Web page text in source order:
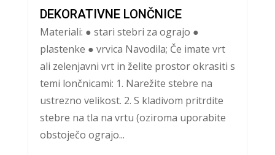
DEKORATIVNE LONČNICE
Materiali: ● stari stebri za ograjo ●
plastenke ● vrvica Navodila; Če imate vrt
ali zelenjavni vrt in želite prostor okrasiti s
temi lončnicami: 1. Narežite stebre na
ustrezno velikost. 2. S kladivom pritrdite
stebre na tla na vrtu (oziroma uporabite
obstoječo ograjo...